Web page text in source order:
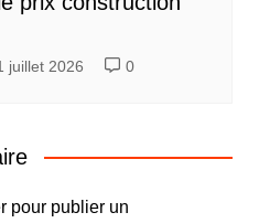
juillet 2026 0
pour publier un